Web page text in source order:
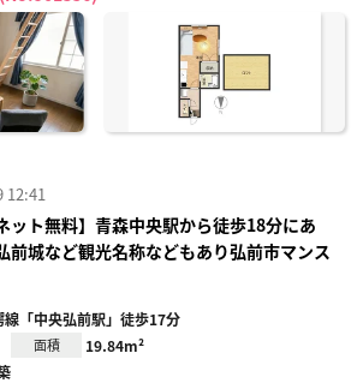
に入
12:41
ット無料】青森中央駅から徒歩18分にあ
城など観光名称などもあり弘前市マンス
線「中央弘前駅」徒歩17分
面積 19.84m²